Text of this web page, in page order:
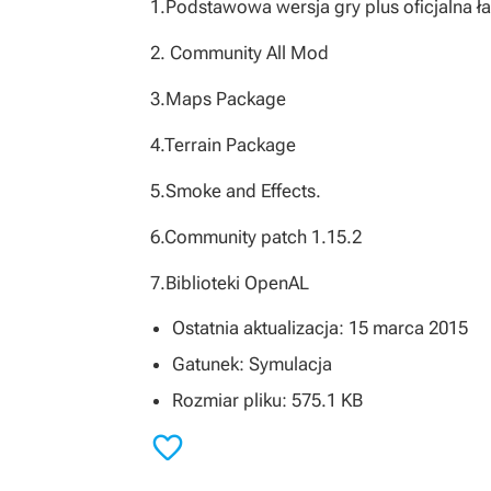
1.Podstawowa wersja gry plus oficjalna
2. Community All Mod
3.Maps Package
4.Terrain Package
5.Smoke and Effects.
6.Community patch 1.15.2
7.Biblioteki OpenAL
Ostatnia aktualizacja: 15 marca 2015
Gatunek: Symulacja
Rozmiar pliku: 575.1 KB
